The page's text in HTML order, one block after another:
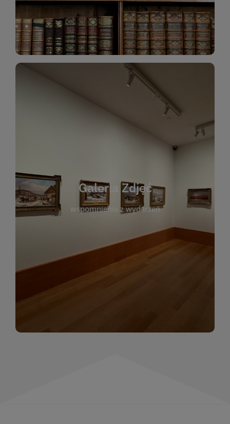
Katalog Zbiorów
Galeria Zdjęć
wspomnienia z wydarzeń
Galeria Zdjęć
wspomnienia z wydarzeń, spotkań i projektów
którym można zobaczyć, jak żyje nasza biblioteka
i jej społeczność. Zdjęcia dokumentują zarówno
uroczyste chwile, jak i codzienne aktywności
czytelników. Regularnie dodajemy nowe galerie,
by każdy mógł powrócić do wyjątkowych
momentów. Zapraszamy do obejrzenia,
wspominania i inspirowania się!